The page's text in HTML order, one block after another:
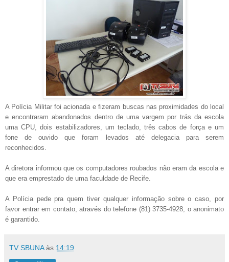
A Polícia Militar foi acionada e fizeram buscas nas proximidades do local
e encontraram abandonados dentro de uma vargem por trás da escola
uma CPU, dois estabilizadores, um teclado, três cabos de força e um
fone de ouvido que foram levados até delegacia para serem
reconhecidos.
A diretora informou que os computadores roubados não eram da escola e
que era emprestado de uma faculdade de Recife.
A Polícia pede pra quem tiver qualquer informação sobre o caso, por
favor entrar em contato, através do telefone (81) 3735-4928, o anonimato
é garantido.
TV SBUNA às 14:19